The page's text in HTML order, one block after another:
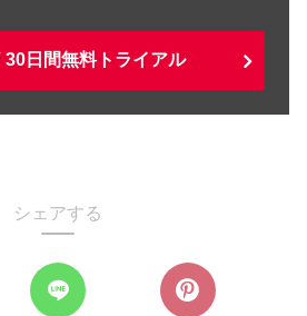
30日間無料トライアル
シェアする